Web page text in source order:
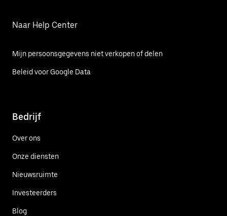
Naar Help Center
Mijn persoonsgegevens niet verkopen of delen
Beleid voor Google Data
Bedrijf
Over ons
Onze diensten
Nieuwsruimte
Investeerders
Blog